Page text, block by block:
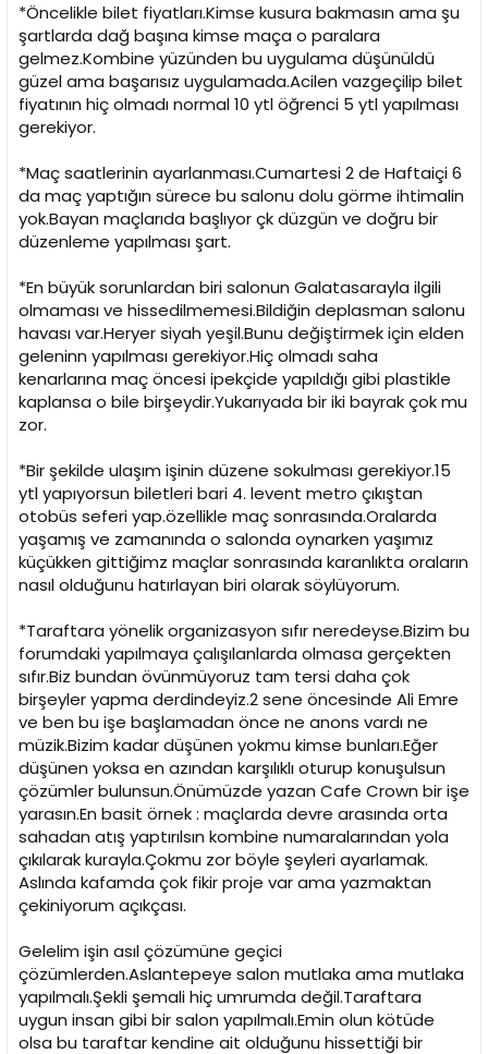
*Öncelikle bilet fiyatları.Kimse kusura bakmasın ama şu
şartlarda dağ başına kimse maça o paralara
gelmez.Kombine yüzünden bu uygulama düşünüldü
güzel ama başarısız uygulamada.Acilen vazgeçilip bilet
fiyatının hiç olmadı normal 10 ytl öğrenci 5 ytl yapılması
gerekiyor.
*Maç saatlerinin ayarlanması.Cumartesi 2 de Haftaiçi 6
da maç yaptığın sürece bu salonu dolu görme ihtimalin
yok.Bayan maçlarıda başlıyor çk düzgün ve doğru bir
düzenleme yapılması şart.
*En büyük sorunlardan biri salonun Galatasarayla ilgili
olmaması ve hissedilmemesi.Bildiğin deplasman salonu
havası var.Heryer siyah yeşil.Bunu değiştirmek için elden
geleninn yapılması gerekiyor.Hiç olmadı saha
kenarlarına maç öncesi ipekçide yapıldığı gibi plastikle
kaplansa o bile birşeydir.Yukarıyada bir iki bayrak çok mu
zor.
*Bir şekilde ulaşım işinin düzene sokulması gerekiyor.15
ytl yapıyorsun biletleri bari 4. levent metro çıkıştan
otobüs seferi yap.özellikle maç sonrasında.Oralarda
yaşamış ve zamanında o salonda oynarken yaşımız
küçükken gittiğimz maçlar sonrasında karanlıkta oraların
nasıl olduğunu hatırlayan biri olarak söylüyorum.
*Taraftara yönelik organizasyon sıfır neredeyse.Bizim bu
forumdaki yapılmaya çalışılanlarda olmasa gerçekten
sıfır.Biz bundan övünmüyoruz tam tersi daha çok
birşeyler yapma derdindeyiz.2 sene öncesinde Ali Emre
ve ben bu işe başlamadan önce ne anons vardı ne
müzik.Bizim kadar düşünen yokmu kimse bunları.Eğer
düşünen yoksa en azından karşılıklı oturup konuşulsun
çözümler bulunsun.Önümüzde yazan Cafe Crown bir işe
yarasın.En basit örnek : maçlarda devre arasında orta
sahadan atış yaptırılsın kombine numaralarından yola
çıkılarak kurayla.Çokmu zor böyle şeyleri ayarlamak.
Aslında kafamda çok fikir proje var ama yazmaktan
çekiniyorum açıkçası.
Gelelim işin asıl çözümüne geçici
çözümlerden.Aslantepeye salon mutlaka ama mutlaka
yapılmalı.Şekli şemali hiç umrumda değil.Taraftara
uygun insan gibi bir salon yapılmalı.Emin olun kötüde
olsa bu taraftar kendine ait olduğunu hissettiği bir